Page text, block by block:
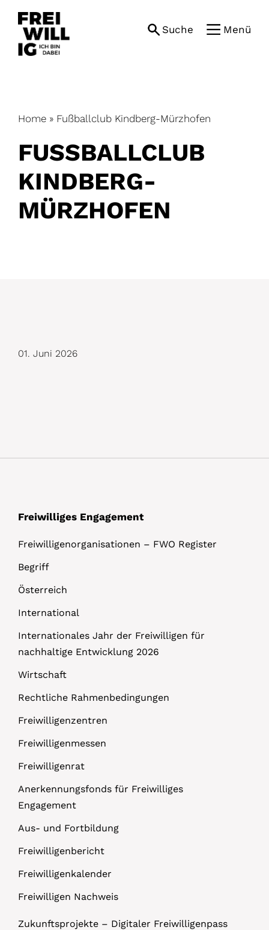
content
Suche Menü
Home » Fußballclub Kindberg-Mürzhofen
FUSSBALLCLUB K
INDBERG-M
ÜRZHOFEN
D
01. Juni 2026
Freiwilliges Engagement
Freiwilligenorganisationen – FWO Register
Begriff
Österreich
International
Internationales Jahr der Freiwilligen für
nachhaltige Entwicklung 2026
Wirtschaft
Rechtliche Rahmenbedingungen
Freiwilligenzentren
Freiwilligenmessen
Freiwilligenrat
Anerkennungsfonds für Freiwilliges
Engagement
Aus- und Fortbildung
Freiwilligenbericht
Freiwilligenkalender
Freiwilligen Nachweis
Zukunftsprojekte – Digitaler Freiwilligenpass